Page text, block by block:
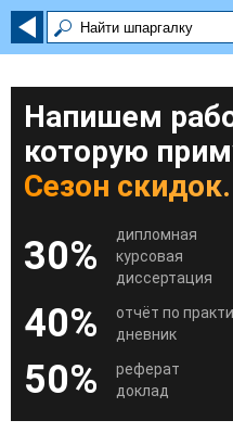
Напишем
которую
Сезон скидок.
30%
дипломная
курсовая
диссертация
40%
отчёт по
дневник
50%
реферат
доклад